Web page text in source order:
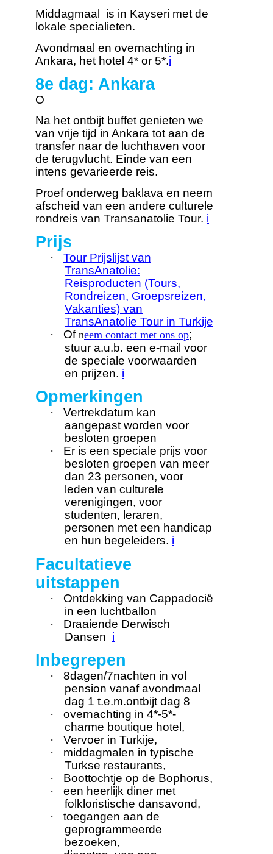
Middagmaal is in Kayseri met de
lokale specialieten.
Avondmaal en overnachting in
Ankara, het hotel 4* or 5*.i
8e dag: Ankara
O
Na het ontbijt buffet genieten we
van vrije tijd in Ankara tot aan de
transfer naar de luchthaven voor
de terugvlucht. Einde van een
intens gevarieerde reis.
Proef onderweg baklava en neem
afscheid van een andere culturele
rondreis van Transanatolie Tour. i
Prijs
·
Tour Prijslijst van
TransAnatolie:
Reisproducten (Tours,
Rondreizen, Groepsreizen,
Vakanties) van
TransAnatolie Tour in Turkije
·
Of neem contact met ons op;
stuur a.u.b. een e-mail voor
de speciale voorwaarden
en prijzen. i
Opmerkingen
·
Vertrekdatum kan
aangepast worden voor
besloten groepen
·
Er is een speciale prijs voor
besloten groepen van meer
dan 23 personen, voor
leden van culturele
verenigingen, voor
studenten, leraren,
personen met een handicap
en hun begeleiders. i
Facultatieve
uitstappen
·
Ontdekking van Cappadocië
in een luchtballon
·
Draaiende Derwisch
Dansen i
Inbegrepen
·
8dagen/7nachten in vol
pension vanaf avondmaal
dag 1 t.e.m.ontbijt dag 8
·
overnachting in 4*-5*-
charme boutique hotel,
·
Vervoer in Turkije,
·
middagmalen in typische
Turkse restaurants,
·
Boottochtje op de Bophorus,
·
een heerlijk diner met
folkloristische dansavond,
·
toegangen aan de
geprogrammeerde
bezoeken,